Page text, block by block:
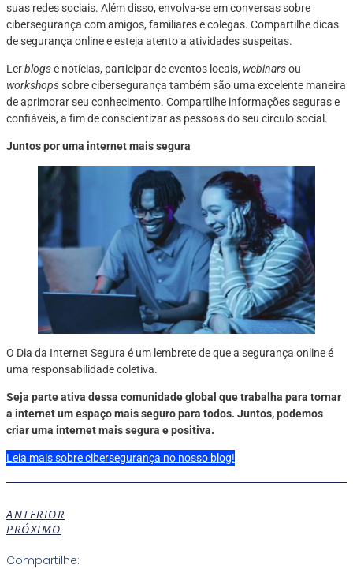
suas redes sociais. Além disso, envolva-se em conversas sobre
cibersegurança com amigos, familiares e colegas. Compartilhe dicas
de segurança online e esteja atento a atividades suspeitas.
Lerblogse notícias, participar de eventos locais, webinarsou
workshopssobre cibersegurança também são uma excelente maneira
de aprimorar seu conhecimento. Compartilhe informações seguras e
confiáveis, a fim de conscientizar as pessoas do seu círculo social.
Juntos por uma internet mais segura
O Dia da Internet Segura é um lembrete de que a segurança online é
uma responsabilidade coletiva.
Seja parte ativa dessa comunidade global que trabalha para tornar
a internet um espaço mais seguro para todos. Juntos, podemos
criar uma internet mais segura e positiva.
Leia mais sobre cibersegurança no nosso blog!
ANTERIOR
PRÓXIMO
Compartilhe: